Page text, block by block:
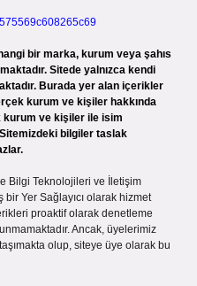
bir marka, kurum veya şahıs
Sitede yalnızca kendi
Burada yer alan içerikler
kurum ve kişiler hakkında
kurum ve kişiler ile isim
bilgiler taslak
Bilgi Teknolojileri ve İletişim
bir Yer Sağlayıcı olarak hizmet
proaktif olarak denetleme
Ancak, üyelerimiz
olup, siteye üye olarak bu